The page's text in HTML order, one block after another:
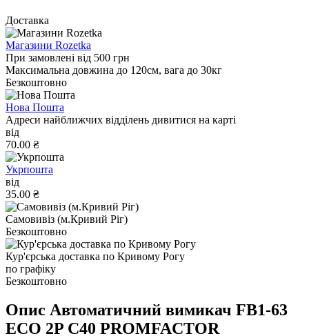
Доставка
Магазини Rozetka
При замовлені від 500 грн
Максимальна довжина до 120см, вага до 30кг
Безкоштовно
Нова Пошта
Адреси найближчих відділень дивитися на карті
від
70.00 ₴
Укрпошта
від
35.00 ₴
Самовивіз (м.Кривий Ріг)
Безкоштовно
Кур'єрська доставка по Кривому Рогу
по графіку
Безкоштовно
Опис Автоматичний вимикач FB1-63
ECO 2P С40 PROMFACTOR